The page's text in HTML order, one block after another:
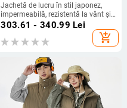
Jachetă de lucru în stil japonez,
impermeabilă, rezistentă la vânt și
uzură, cu guler înalt și fermoar
303.61 - 340.99 Lei
add_shopping_cart